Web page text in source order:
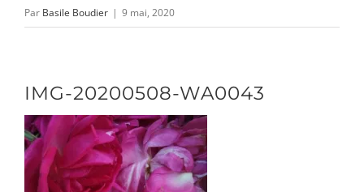
CONTACT/ACCÈS
Par Basile Boudier | 9 mai, 2020
IMG-20200508-WA0043